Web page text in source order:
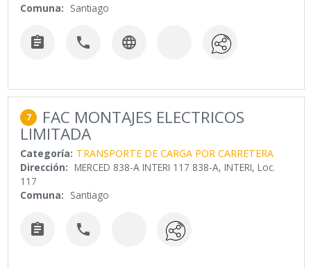
Comuna: Santiago
  
7 FAC MONTAJES ELECTRICOS
LIMITADA
Categoría: TRANSPORTE DE CARGA POR CARRETERA
Dirección: MERCED 838-A INTERI 117 838-A, INTERI, Loc.
117
Comuna: Santiago
 